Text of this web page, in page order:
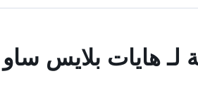
لـ هايات بلايس ساو